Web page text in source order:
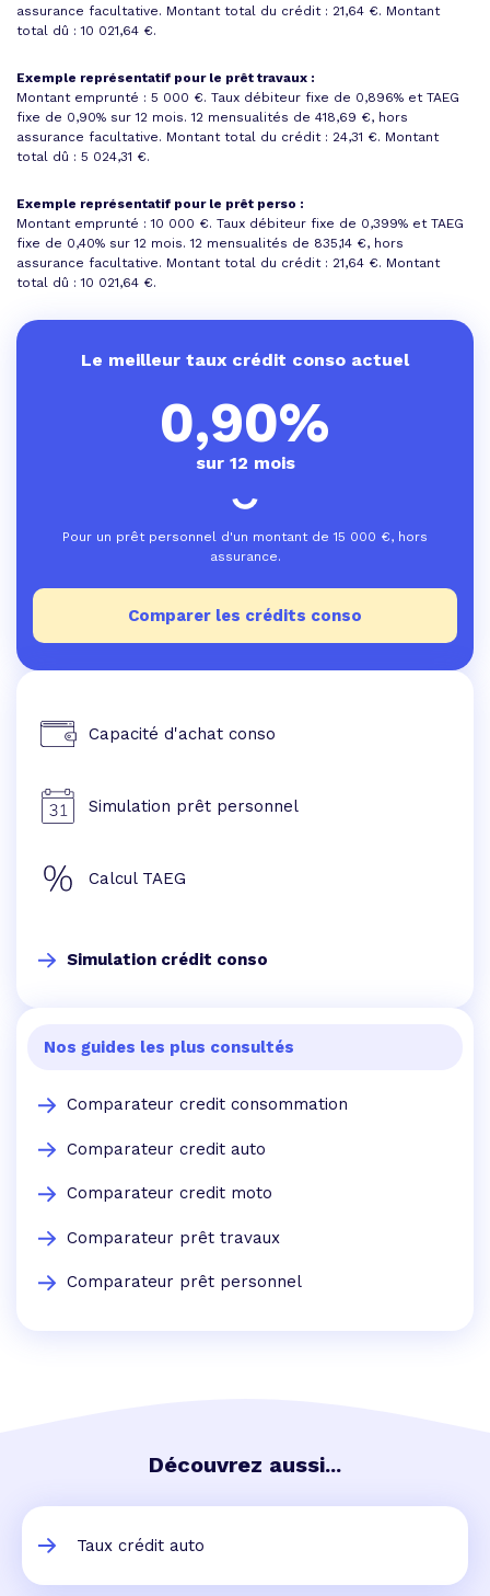
assurance facultative. Montant total du crédit : 21,64 €. Montant
total dû : 10 021,64 €.
Exemple représentatif pour le prêt travaux :
Montant emprunté : 5 000 €. Taux débiteur fixe de 0,896% et TAEG
fixe de 0,90% sur 12 mois.12 mensualités de 418,69 €, hors
assurance facultative. Montant total du crédit : 24,31 €. Montant
total dû : 5 024,31 €.
Exemple représentatif pour le prêt perso :
Montant emprunté : 10 000 €. Taux débiteur fixe de 0,399% et TAEG
fixe de 0,40% sur 12 mois.12 mensualités de 835,14 €, hors
assurance facultative. Montant total du crédit : 21,64 €. Montant
total dû : 10 021,64 €.
Le meilleur taux crédit conso actuel
0,90%
sur 12 mois
Pour un prêt personnel d'un montant de 15 000 €, hors
assurance.
Comparer les crédits conso
Capacité d'achat conso
Simulation prêt personnel
Calcul TAEG
Simulation crédit conso
Nos guides les plus consultés
Comparateur credit consommation
Comparateur credit auto
Comparateur credit moto
Comparateur prêt travaux
Comparateur prêt personnel
Découvrez aussi...
Taux crédit auto